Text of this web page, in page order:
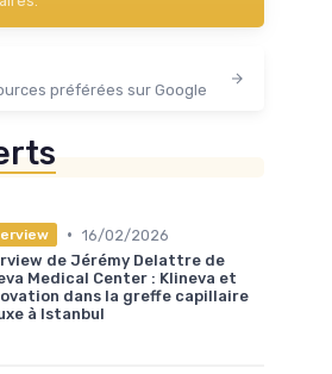
préférées sur Google
• 16/02/2026
de Jérémy Delattre de
Medical Center : Klineva et
dans la greffe capillaire
à Istanbul